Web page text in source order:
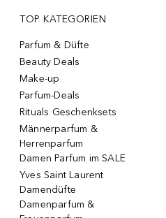
TOP KATEGORIEN
Parfum & Düfte
Beauty Deals
Make-up
Parfum-Deals
Rituals Geschenksets
Männerparfum &
Herrenparfum
Damen Parfum im SALE
Yves Saint Laurent
Damendüfte
Damenparfum &